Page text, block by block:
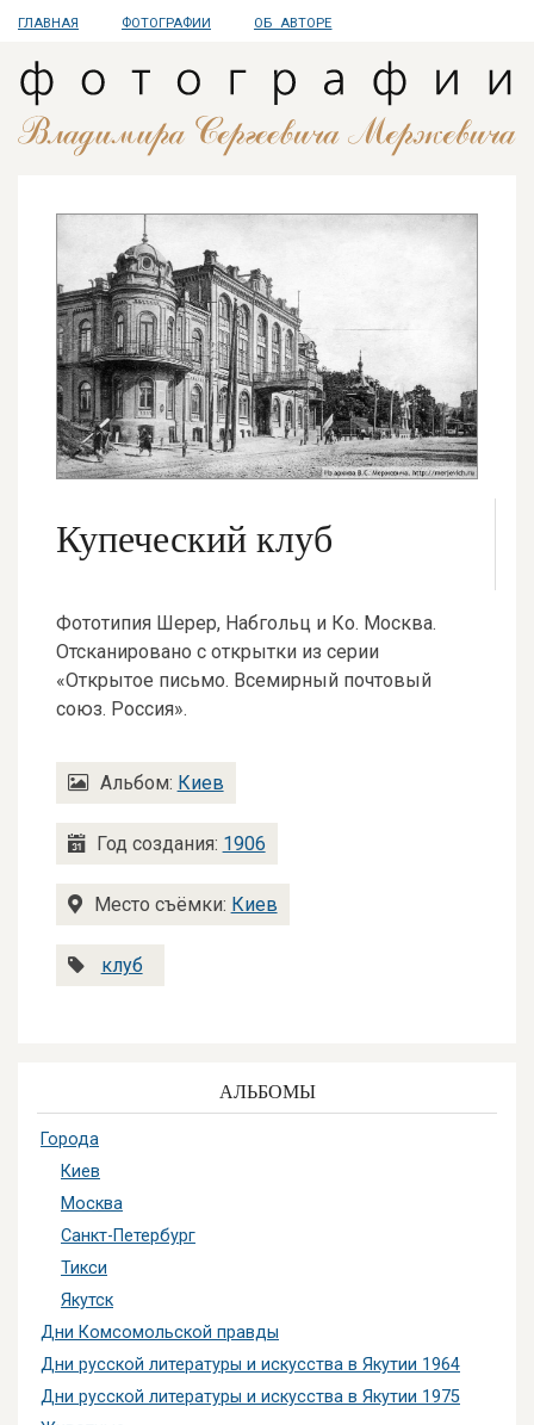
ГЛАВНАЯ ФОТОГРАФИИ ОБ АВТОРЕ
Купеческий клуб
Фототипия Шерер, Набгольц и Ко. Москва.
Отсканировано с открытки из серии
«Открытое письмо. Всемирный почтовый
союз. Россия».
Альбом: Киев
Год создания: 1906
Место съёмки: Киев
клуб
АЛЬБОМЫ
Города
Киев
Москва
Санкт-Петербург
Тикси
Якутск
Дни Комсомольской правды
Дни русской литературы и искусства в Якутии 1964
Дни русской литературы и искусства в Якутии 1975